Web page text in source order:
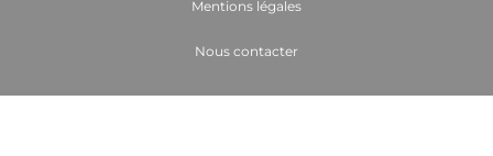
Mentions légales
Nous contacter